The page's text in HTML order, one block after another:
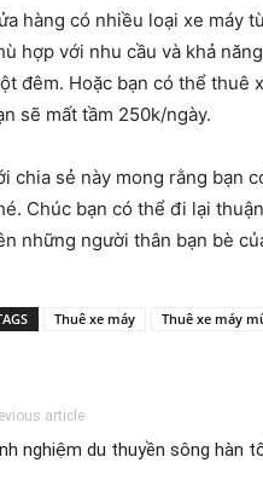
hàng có nhiều loại xe máy
hợp với nhu cầu và khả
đêm. Hoặc bạn có thể thuê
sẽ mất tầm 250k/ngày.
chia sẻ này mong rằng bạn
Chúc bạn có thể đi lại
những người thân bạn bè
Thuê xe máy Thuê xe máy
article
nghiệm du thuyền sông hàn